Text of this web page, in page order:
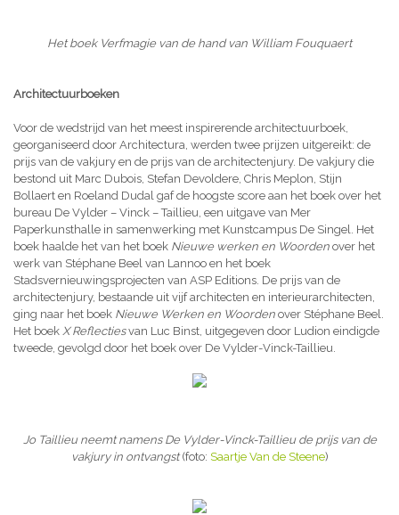
Het boek Verfmagie van de hand van William Fouquaert
Architectuurboeken
Voor de wedstrijd van het meest inspirerende architectuurboek,
georganiseerd door Architectura, werden twee prijzen uitgereikt: de
prijs van de vakjury en de prijs van de architectenjury. De vakjury die
bestond uit Marc Dubois, Stefan Devoldere, Chris Meplon, Stijn
Bollaert en Roeland Dudal gaf de hoogste score aan het boek over het
bureau De Vylder – Vinck – Taillieu, een uitgave van Mer
Paperkunsthalle in samenwerking met Kunstcampus De Singel. Het
boek haalde het van het boek Nieuwe werken en Woorden over het
werk van Stéphane Beel van Lannoo en het boek
Stadsvernieuwingsprojecten van ASP Editions. De prijs van de
architectenjury, bestaande uit vijf architecten en interieurarchitecten,
ging naar het boek Nieuwe Werken en Woorden over Stéphane Beel.
Het boek X Reflectiesvan Luc Binst, uitgegeven door Ludion eindigde
tweede, gevolgd door het boek over De Vylder-Vinck-Taillieu.
Jo Taillieu neemt namens De Vylder-Vinck-Taillieu de prijs van de
vakjury in ontvangst(foto: Saartje Van de Steene)